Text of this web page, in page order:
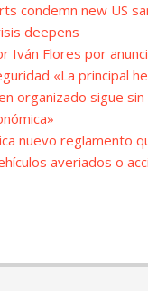
condemn new US
deepens
Iván Flores por
«La principal
organizado sigue sin
nuevo reglamento
averiados o